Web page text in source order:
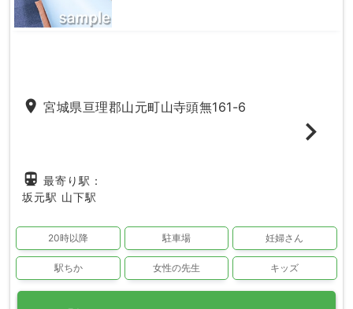
place 宮城県亘理郡山元町山寺頭無161-6
directions_subway 最寄り駅：
坂元駅 山下駅
20時以降 駐車場 妊婦さん
駅ちか 女性の先生 キッズ